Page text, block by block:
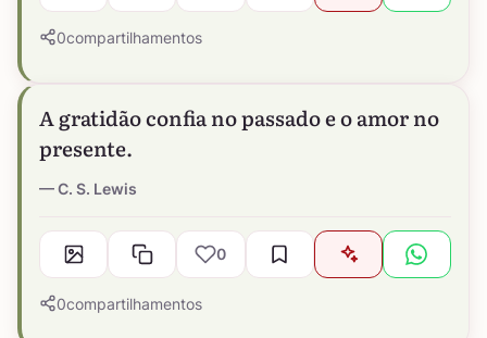
0compartilhamentos
A gratidão confia no passado e o amor no
presente.
C. S. Lewis
0
0compartilhamentos